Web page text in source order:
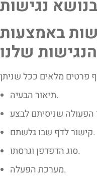
נגישות
באמצעות
תיאור הבעיה.
קישור לדף שבו גלשתם.
סוג הדפדפן וגרסתו.
מערכת הפעלה.